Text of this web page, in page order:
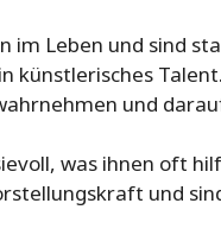
im Leben und sind
künstlerisches
und
was ihnen oft
und